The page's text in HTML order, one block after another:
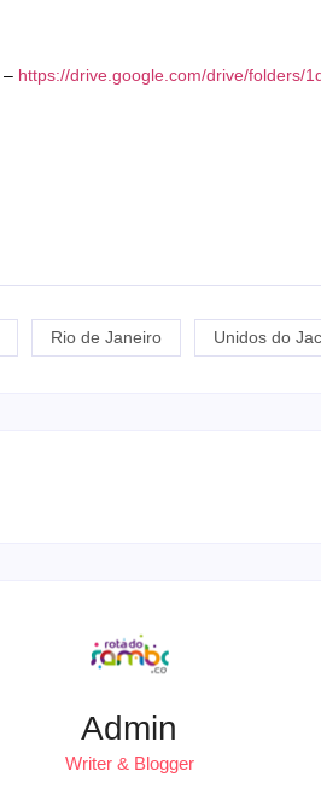
– https://drive.google.com/drive/folders/
Rio de Janeiro Unidos do
Admin
Writer & Blogger